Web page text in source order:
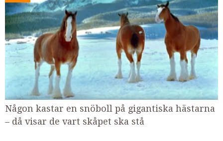
Någon kastar en snöboll på gigantiska hästarna
– då visar de vart skåpet ska stå